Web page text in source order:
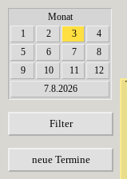
array(6) { [0]=> string(7)
030303030303030303030303
Monat
1
2 3
4
5
6 7
8
9
10 11
12
7.8.2026
Filter
neue Termine